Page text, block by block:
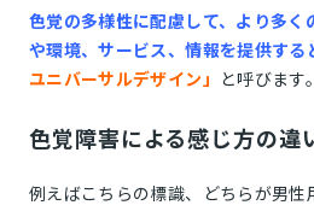
色覚の多様性に配慮して、より多く
や環境、サービス、情報を提供する
ユニバーサルデザイン」 と呼びます。
色覚障害による感じ方の違
例えばこちらの標識、どちらが男